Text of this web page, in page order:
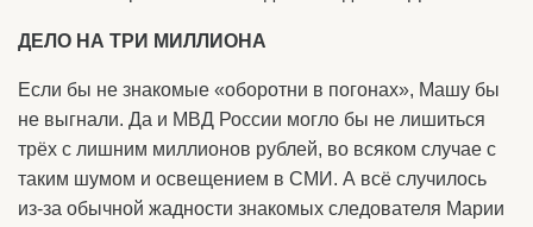
ДЕЛО НА ТРИ МИЛЛИОНА
Если бы не знакомые «оборотни в погонах», Машу бы
не выгнали. Да и МВД России могло бы не лишиться
трёх с лишним миллионов рублей, во всяком случае с
таким шумом и освещением в СМИ. А всё случилось
из-за обычной жадности знакомых следователя Марии